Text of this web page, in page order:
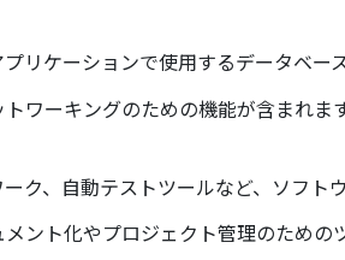
リケーションで使用するデータベー
ワーキングのための機能が含まれ
ク、自動テストツールなど、ソフト
ント化やプロジェクト管理のための